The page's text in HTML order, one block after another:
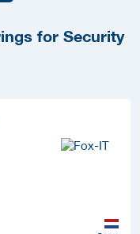
for Security